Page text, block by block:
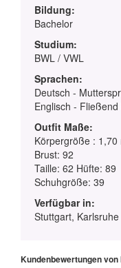
Bildung:
Bachelor
Studium:
BWL / VWL
Sprachen:
Deutsch -
Englisch -
Outfit Maße:
Körpergröße : 1,70
Brust: 92
Taille: 62 Hüfte: 89
Schuhgröße: 39
Verfügbar in:
Stuttgart,
Kundenbewertungen